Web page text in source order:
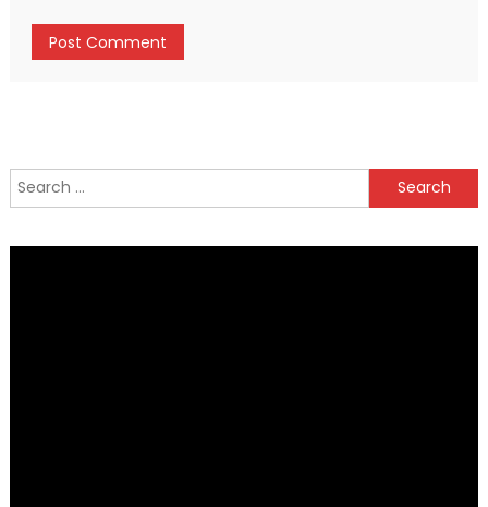
Search
for: